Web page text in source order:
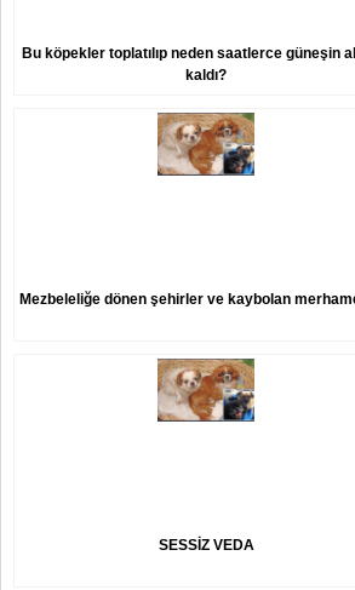
Bu köpekler toplatılıp neden saatlerce güneşin
kaldı?
Mezbeleliğe dönen şehirler ve kaybolan
SESSİZ VEDA